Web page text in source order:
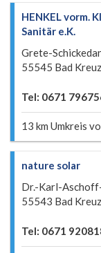
HENKEL vorm.
Sanitär e.K.
Grete-
55545 Bad
Tel: 0671
13 km Umkreis
nature solar
Dr.-Karl-
55543 Bad
Tel: 0671